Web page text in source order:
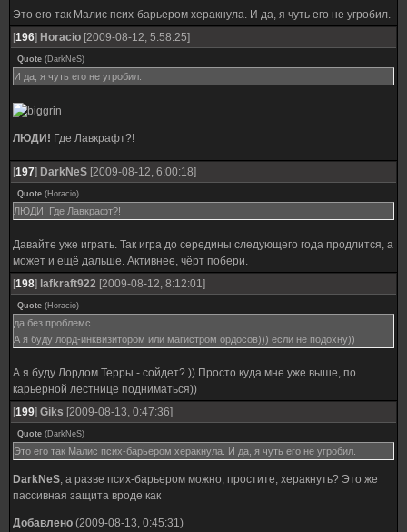
Это его так Малис псих-барьером херакнула. И да, я чуть его не угробил.
[196] Horacio [2009-08-12, 5:58:25]
Quote (DarkNeS)
И да, я чуть его не угробил.
ЛЮДИ! Где Лавкрафт?!
[197] DarkNeS [2009-08-12, 6:00:18]
Quote (Horacio)
ЛЮДИ! Где Лавкрафт?!
Давайте уже играть. Так игра до середины следующего года продлится, а
может и ещё дальше. Активнее, чёрт побери.
[198] lafkraft922 [2009-08-12, 8:12:01]
Quote (Horacio)
да без проблемс.
А я буду лорд-инквизитором или магистром ордосов))) если не подохну))
А я буду Лордом Терры - сойдет? )) Просто куда мне уже выше, по
карьерной лестнице подниматься))
[199] Giks [2009-08-13, 0:47:36]
Quote (DarkNeS)
Это его так Малис псих-барьером херакнула. И да, я чуть его не угробил.
DarkNeS, а разве псих-барьером можно, простите, херакнуть? Это же
пассивная защита вроде как
Добавлено (2009-08-13, 0:45:31)